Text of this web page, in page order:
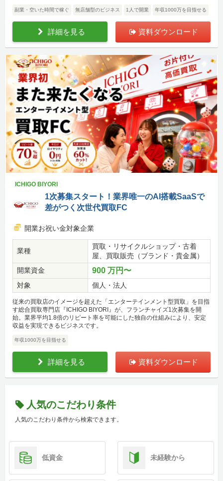
副業・空いた時間で稼ぐ 無店舗型のビジネス 1人で開業 年収1000万を目指せる
詳細を見る 資料ダウンロード
ICHIGO BIYORI
1次募集スタート！業界唯一のAI搭載SaaSで
差がつく次世代買取FC
開業お祝い金対象企業
業種
買取・リサイクルショップ・古着
屋、買取販売（ブランド・貴金属）
開業資金
900 万円〜
対象 個人・法人
従来の買取店のイメージを超えた「エンターテインメント型買取」を目指
す総合買取専門店『ICHIGO BIYORI』が、フランチャイズ1次募集を開
始。業界平均1.8倍のリピート率を可能にした独自の仕組みにより、安定
収益を実現できるビジネスです。
年収1000万を目指せる
詳細を見る 資料ダウンロード
人気のこだわり条件
人気のこだわり条件から検索できます。
低資金 未経験から